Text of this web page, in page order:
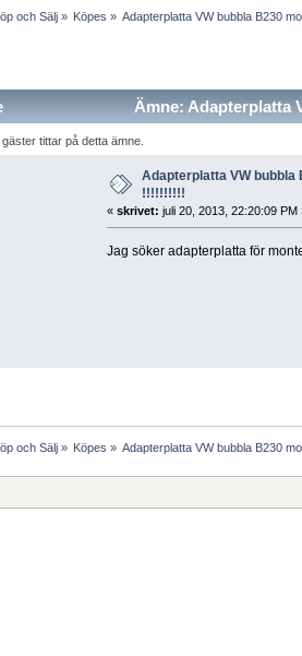
och Sälj» Köpes » Adapterplatta VW bubbla B230
Ämne: Adapterplatta
tittar på detta ämne.
Adapterplatta VW bubbla
!!!!!!!!!!
« skrivet: juli 20, 2013, 22:20:09 PM
Jag söker adapterplatta för
och Sälj» Köpes » Adapterplatta VW bubbla B230